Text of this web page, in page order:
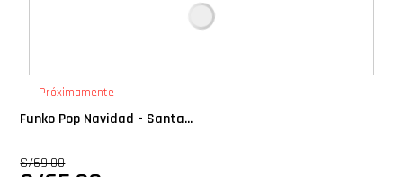
Plush
Pop Nook (Rincon)
Próximamente
Funko Pop Navidad - Santa...
S/69.00